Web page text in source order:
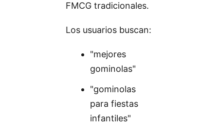
FMCG tradicionales.
Los usuarios buscan:
"mejores
gominolas"
"gominolas
para fiestas
infantiles"